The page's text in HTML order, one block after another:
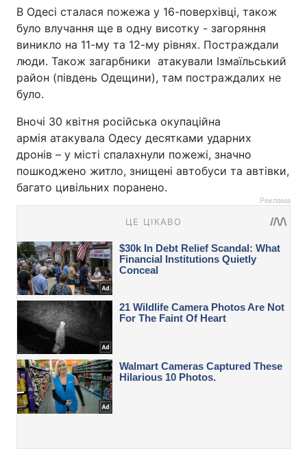
В Одесі сталася пожежа у 16-поверхівці, також
було влучання ще в одну висотку - загоряння
виникло на 11-му та 12-му рівнях. Постраждали
люди. Також загарбники атакували Ізмаїльський
район (південь Одещини), там постраждалих не
було.
Вночі 30 квітня російська окупаційна
армія атакувала Одесу десятками ударних
дронів – у місті спалахнули пожежі, значно
пошкоджено житло, знищені автобуси та автівки,
багато цивільних поранено.
Реклама